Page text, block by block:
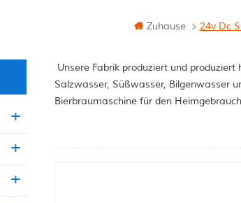
Zuhause 24v Dc
Unsere Fabrik produziert und
Salzwasser, Süßwasser, Bilgenwasser
Bierbraumaschine für den